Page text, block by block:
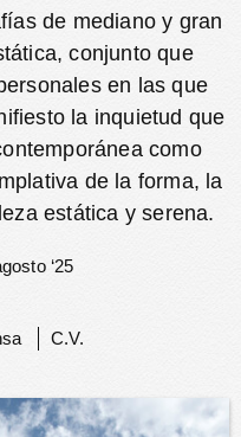
de mediano y gran
conjunto que
en las que
la inquietud que
como
de la forma, la
estática y serena.
‘25
C.V.